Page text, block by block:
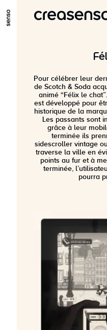
ALLER AU CONTENU
ALLER EN BAS DE
Pour célébrer leur
de Scotch & Soda
animé “Félix le
est développé pour
historique de la
Les passants sont
grâce à leur
terminée ils
sidescroller vintage
traverse la ville en
points au fur et à
terminée,
pourra